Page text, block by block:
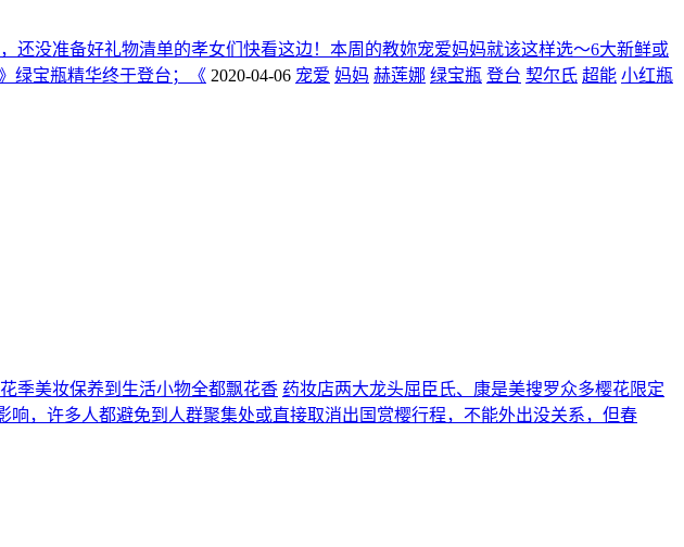
还没准备好礼物清单的孝女们快看这边！本周的教妳宠爱妈妈就该这样选～6大新鲜或
绿宝瓶精华终于登台；《 2020-04-06 宠爱 妈妈 赫莲娜 绿宝瓶 登台 契尔氏 超能 小红瓶
季美妆保养到生活小物全都飘花香 药妆店两大龙头屈臣氏、康是美搜罗众多樱花限定
，许多人都避免到人群聚集处或直接取消出国赏樱行程，不能外出没关系，但春